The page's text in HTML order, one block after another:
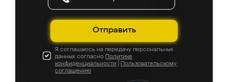
Отправить
Я соглашаюсь на передачу персональных
данных согласно Политике
конфиденциальности
Пользовательскому
соглашению